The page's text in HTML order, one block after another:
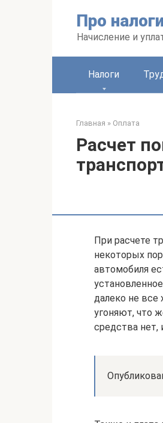
Про
Начисление и
Налоги
Главная » Оплата
Расчет
При расчете
некоторых
автомобиля
далеко не все
угоняют, что
средства нет,